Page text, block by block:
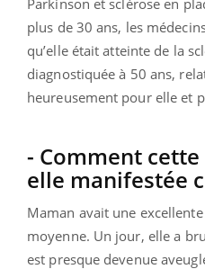
plus de 30 ans, les
qu’elle était atteinte de la
diagnostiquée à 50 ans,
heureusement pour elle et
- Comment cette
elle manifestée
Maman avait une
moyenne. Un jour, elle a
est presque devenue